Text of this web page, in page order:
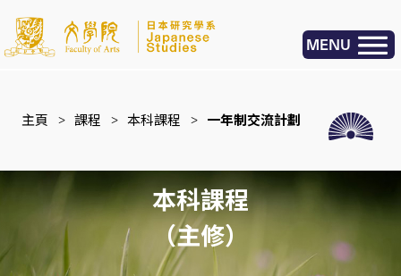
MENU
主頁 > 課程 > 本科課程 > 一年制交流計劃
本科課程
（主修）